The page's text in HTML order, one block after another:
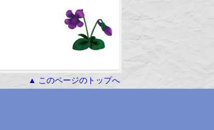
▲ このページのトップへ